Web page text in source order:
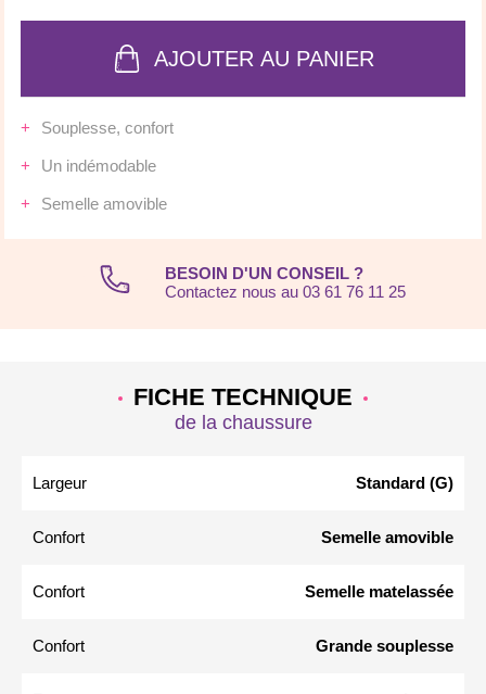
AJOUTER AU PANIER
Souplesse, confort
Un indémodable
Semelle amovible
BESOIN D'UN CONSEIL ?
Contactez nous au 03 61 76 11 25
FICHE TECHNIQUE
de la chaussure
Largeur Standard (G)
Confort Semelle amovible
Confort Semelle matelassée
Confort Grande souplesse